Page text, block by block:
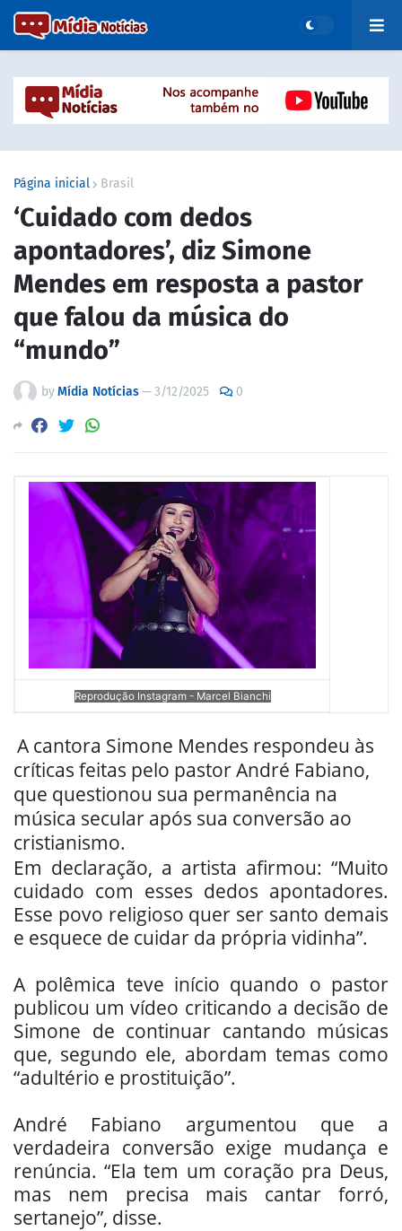
Página inicial Brasil
‘Cuidado com dedos
apontadores’, diz Simone
Mendes em resposta a pastor
que falou da música do
“mundo”
byMídia Notícias—3/12/2025 0
Reprodução Instagram - Marcel Bianchi
A cantora Simone Mendes respondeu às
críticas feitas pelo pastor André Fabiano,
que questionou sua permanência na
música secular após sua conversão ao
cristianismo.
Em declaração, a artista afirmou: “Muito
cuidado com esses dedos apontadores.
Esse povo religioso quer ser santo demais
e esquece de cuidar da própria vidinha”.
A polêmica teve início quando o pastor
publicou um vídeo criticando a decisão de
Simone de continuar cantando músicas
que, segundo ele, abordam temas como
“adultério e prostituição”.
André Fabiano argumentou que a
verdadeira conversão exige mudança e
renúncia. “Ela tem um coração pra Deus,
mas nem precisa mais cantar forró,
sertanejo”, disse.